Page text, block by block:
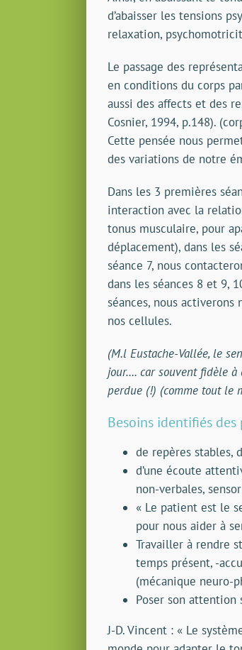
d’abaisser les tensions
relaxation,
Le passage des
en conditions du corps
aussi des affects et des
Cosnier, 1994, p.148).
Cette pensée nous
des variations de notre
Dans les 3 premières
interaction avec la
tonus musculaire, pour
déplacement), dans les
séance 7, nous
dans les séances 8 et 9,
séances, nous activerons
nos cellules.
(M.l Eustache-Vallée, le
jour…. car souvent fidèle à
perdue (!) (comme tout le
Besoins identifiés
de repères stables,
d’une écoute
non-verbales,
« Le patient est le
pour nous aider à
Travailler à rendre
temps présent, -
(mécanique neuro-
Poser son attention
J-D. Vincent : « Le